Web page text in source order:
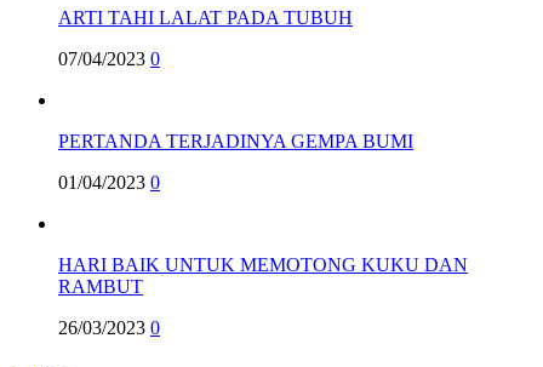
ARTI TAHI LALAT PADA TUBUH
07/04/2023 0
PERTANDA TERJADINYA GEMPA BUMI
01/04/2023 0
HARI BAIK UNTUK MEMOTONG KUKU DAN
RAMBUT
26/03/2023 0